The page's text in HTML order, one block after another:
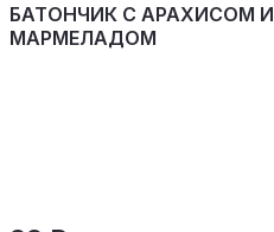
БАТОНЧИК С АРАХИСОМ И
МАРМЕЛАДОМ